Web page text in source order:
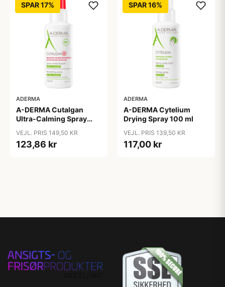
SPAR 17%
ADERMA
A-DERMA Cutalgan
Ultra-Calming Spray
VEJL. PRIS 149,50 KR
123,86 kr
SPAR 16%
ADERMA
A-DERMA Cytelium
Drying Spray 100 ml
VEJL. PRIS 139,50 KR
117,00 kr